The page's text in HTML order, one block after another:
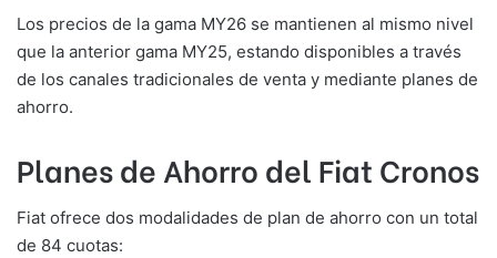
Los precios de la gama MY26 se mantienen al mismo nivel
que la anterior gama MY25, estando disponibles a través
de los canales tradicionales de venta y mediante planes de
ahorro.
Planes de Ahorro del Fiat Cronos
Fiat ofrece dos modalidades de plan de ahorro con un total
de 84 cuotas: